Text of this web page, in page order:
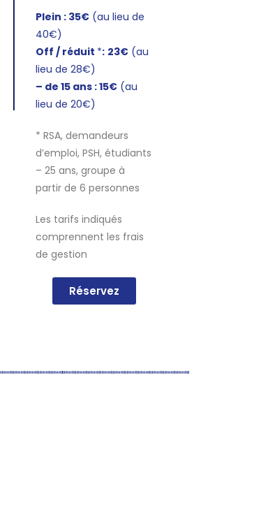
Plein : 35€ (au lieu de
40€)
Off / réduit *: 23€ (au
lieu de 28€)
– de 15 ans :15€ (au
lieu de 20€)
* RSA, demandeurs
d’emploi, PSH, étudiants
– 25 ans, groupe à
partir de 6 personnes
Les tarifs indiqués
comprennent les frais
de gestion
Réservez